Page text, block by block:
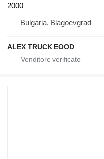
2000
Bulgaria, Blagoevgrad
ALEX TRUCK EOOD